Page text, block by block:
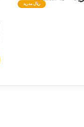
ريال مدريد